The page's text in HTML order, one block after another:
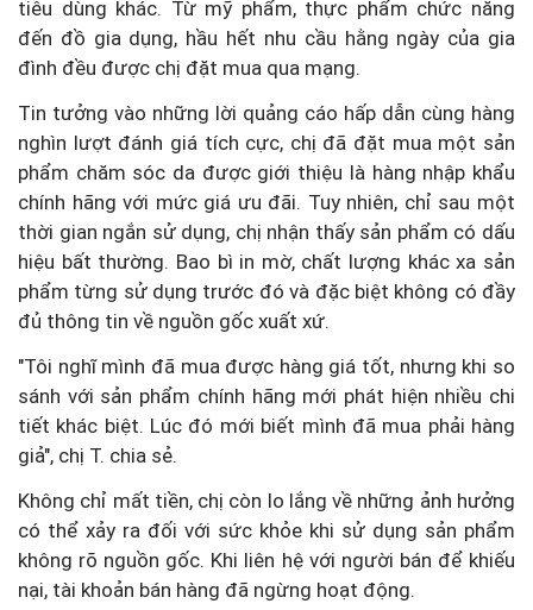
tiêu dùng khác. Từ mỹ phẩm, thực phẩm chức năng
đến đồ gia dụng, hầu hết nhu cầu hằng ngày của gia
đình đều được chị đặt mua qua mạng.
Tin tưởng vào những lời quảng cáo hấp dẫn cùng hàng
nghìn lượt đánh giá tích cực, chị đã đặt mua một sản
phẩm chăm sóc da được giới thiệu là hàng nhập khẩu
chính hãng với mức giá ưu đãi. Tuy nhiên, chỉ sau một
thời gian ngắn sử dụng, chị nhận thấy sản phẩm có dấu
hiệu bất thường. Bao bì in mờ, chất lượng khác xa sản
phẩm từng sử dụng trước đó và đặc biệt không có đầy
đủ thông tin về nguồn gốc xuất xứ.
"Tôi nghĩ mình đã mua được hàng giá tốt, nhưng khi so
sánh với sản phẩm chính hãng mới phát hiện nhiều chi
tiết khác biệt. Lúc đó mới biết mình đã mua phải hàng
giả", chị T. chia sẻ.
Không chỉ mất tiền, chị còn lo lắng về những ảnh hưởng
có thể xảy ra đối với sức khỏe khi sử dụng sản phẩm
không rõ nguồn gốc. Khi liên hệ với người bán để khiếu
nại, tài khoản bán hàng đã ngừng hoạt động.